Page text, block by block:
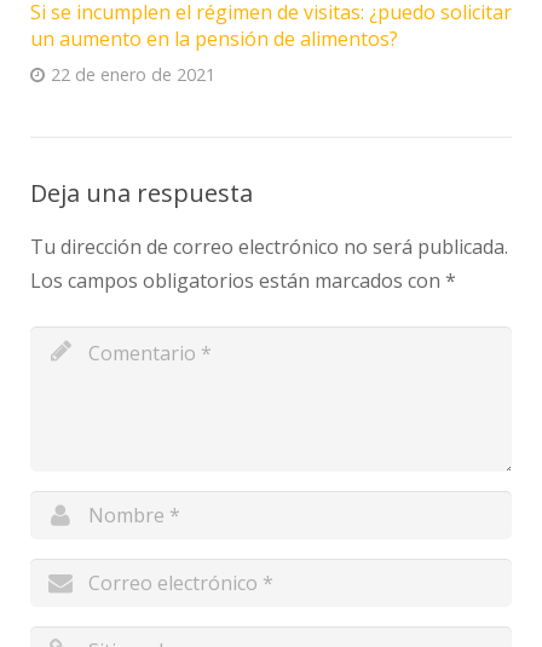
Si se incumplen el régimen de visitas: ¿puedo solicitar
un aumento en la pensión de alimentos?
22 de enero de 2021
Deja una respuesta
Tu dirección de correo electrónico no será publicada.
Los campos obligatorios están marcados con *